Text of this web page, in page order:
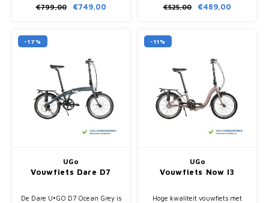
naaf versnelling, eenvoudig en
€799,00 €749,00
aluminium frame en compacte
€525,00 €489,00
-17%
UGo
Vouwfiets Dare D7
De Dare U•GO D7 Ocean Grey is
-11%
UGo
Vouwfiets Now I3
Hoge kwaliteit vouwfiets met